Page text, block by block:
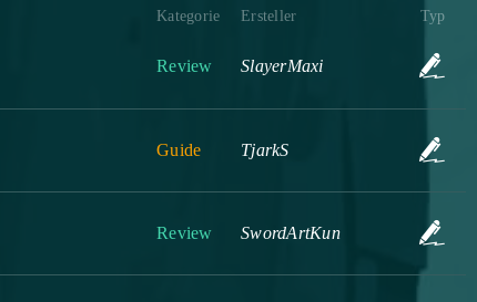
Kategorie Ersteller Typ
Review SlayerMaxi
Guide TjarkS
Review SwordArtKun